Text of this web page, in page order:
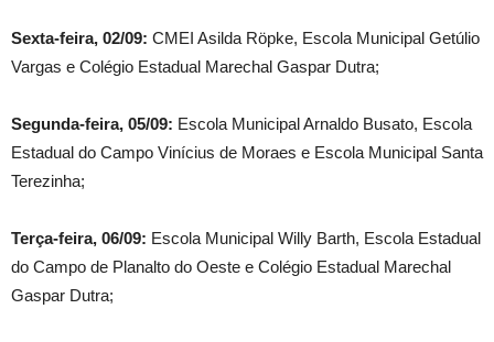
Sexta-feira, 02/09: CMEI Asilda Röpke, Escola Municipal Getúlio
Vargas e Colégio Estadual Marechal Gaspar Dutra;
Segunda-feira, 05/09: Escola Municipal Arnaldo Busato, Escola
Estadual do Campo Vinícius de Moraes e Escola Municipal Santa
Terezinha;
Terça-feira, 06/09: Escola Municipal Willy Barth, Escola Estadual
do Campo de Planalto do Oeste e Colégio Estadual Marechal
Gaspar Dutra;